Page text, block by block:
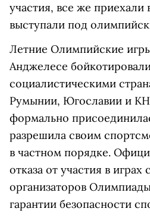
участия, все же приехали
выступали под
Летние Олимпийские
Анджелесе
социалистическими
Румынии, Югославии и
формально
разрешила своим
в частном порядке.
отказа от участия в играх
организаторов
гарантии безопасности